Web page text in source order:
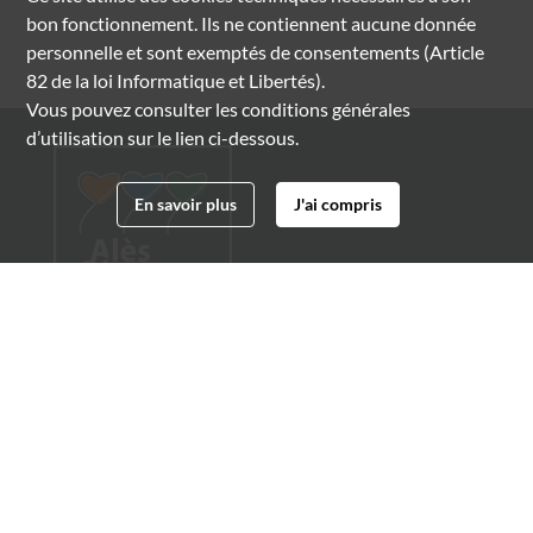
bon fonctionnement. Ils ne contiennent aucune donnée
personnelle et sont exemptés de consentements (Article
82 de la loi Informatique et Libertés).
Vous pouvez consulter les conditions générales
d’utilisation sur le lien ci-dessous.
En savoir plus J'ai compris